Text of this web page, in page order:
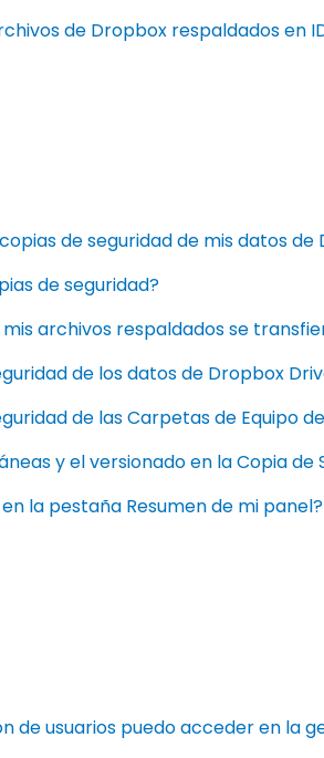
de Dropbox respaldados en
de seguridad de mis datos de
de seguridad?
archivos respaldados se
de los datos de Dropbox
de las Carpetas de Equipo
y el versionado en la Copia
la pestaña Resumen de mi panel?
de usuarios puedo acceder en la